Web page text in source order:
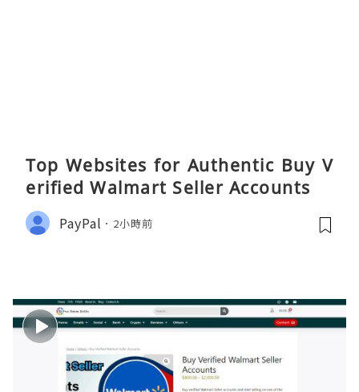
Top Websites for Authentic Buy V
erified Walmart Seller Accounts
PayPal 2小時前